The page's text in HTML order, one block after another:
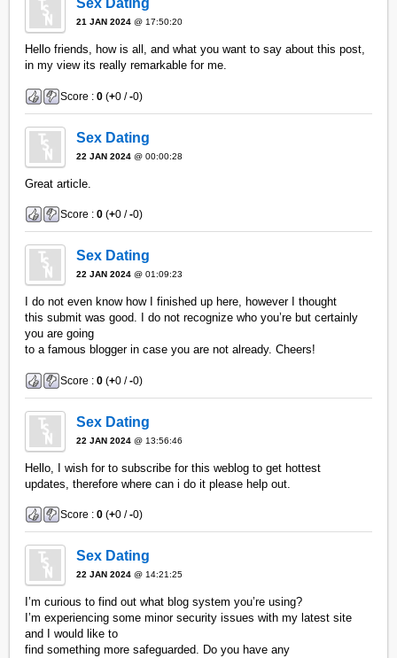
Sex Dating
21 JAN 2024 @ 17:50:20
Hello friends, how is all, and what you want to say about this post,
in my view its really remarkable for me.
Score :0 (+0 /-0)
Sex Dating
22 JAN 2024 @ 00:00:28
Great article.
Score :0 (+0 /-0)
Sex Dating
22 JAN 2024 @ 01:09:23
I do not even know how I finished up here, however I thought
this submit was good. I do not recognize who you’re but certainly
you are going
to a famous blogger in case you are not already. Cheers!
Score :0 (+0 /-0)
Sex Dating
22 JAN 2024 @ 13:56:46
Hello, I wish for to subscribe for this weblog to get hottest
updates, therefore where can i do it please help out.
Score :0 (+0 /-0)
Sex Dating
22 JAN 2024 @ 14:21:25
I’m curious to find out what blog system you’re using?
I’m experiencing some minor security issues with my latest site
and I would like to
find something more safeguarded. Do you have any